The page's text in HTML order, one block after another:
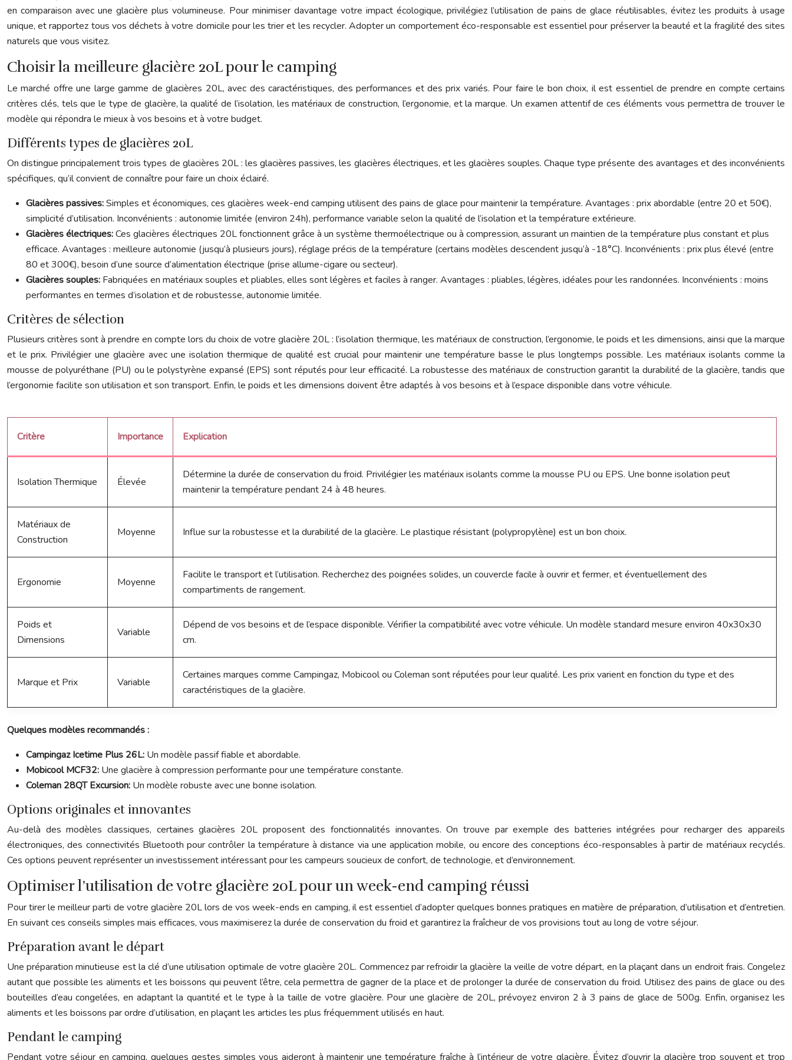
en comparaison avec une glacière plus volumineuse. Pour minimiser davantage votre impact écologique, privilégiez l’utilisation de pains de glace réutilisables, évitez les produits à usage
unique, et rapportez tous vos déchets à votre domicile pour les trier et les recycler. Adopter un comportement éco-responsable est essentiel pour préserver la beauté et la fragilité des sites
naturels que vous visitez.
Choisir la meilleure glacière 20L pour le camping
Le marché offre une large gamme de glacières 20L, avec des caractéristiques, des performances et des prix variés. Pour faire le bon choix, il est essentiel de prendre en compte certains
critères clés, tels que le type de glacière, la qualité de l’isolation, les matériaux de construction, l’ergonomie, et la marque. Un examen attentif de ces éléments vous permettra de trouver le
modèle qui répondra le mieux à vos besoins et à votre budget.
Différents types de glacières 20L
On distingue principalement trois types de glacières 20L : les glacières passives, les glacières électriques, et les glacières souples. Chaque type présente des avantages et des inconvénients
spécifiques, qu’il convient de connaître pour faire un choix éclairé.
Glacières passives:Simples et économiques, ces glacières week-end camping utilisent des pains de glace pour maintenir la température. Avantages : prix abordable (entre 20 et 50€),
simplicité d’utilisation. Inconvénients : autonomie limitée (environ 24h), performance variable selon la qualité de l’isolation et la température extérieure.
Glacières électriques:Ces glacières électriques 20L fonctionnent grâce à un système thermoélectrique ou à compression, assurant un maintien de la température plus constant et plus
efficace. Avantages : meilleure autonomie (jusqu’à plusieurs jours), réglage précis de la température (certains modèles descendent jusqu’à -18°C). Inconvénients : prix plus élevé (entre
80 et 300€), besoin d’une source d’alimentation électrique (prise allume-cigare ou secteur).
Glacières souples: Fabriquées en matériaux souples et pliables, elles sont légères et faciles à ranger. Avantages : pliables, légères, idéales pour les randonnées. Inconvénients : moins
performantes en termes d’isolation et de robustesse, autonomie limitée.
Critères de sélection
Plusieurs critères sont à prendre en compte lors du choix de votre glacière 20L : l’isolation thermique, les matériaux de construction, l’ergonomie, le poids et les dimensions, ainsi que la marque
et le prix. Privilégier une glacière avec une isolation thermique de qualité est crucial pour maintenir une température basse le plus longtemps possible. Les matériaux isolants comme la
mousse de polyuréthane (PU) ou le polystyrène expansé (EPS) sont réputés pour leur efficacité. La robustesse des matériaux de construction garantit la durabilité de la glacière, tandis que
l’ergonomie facilite son utilisation et son transport. Enfin, le poids et les dimensions doivent être adaptés à vos besoins et à l’espace disponible dans votre véhicule.
Critère Importance Explication
Isolation Thermique Élevée
Détermine la durée de conservation du froid. Privilégier les matériaux isolants comme la mousse PU ou EPS. Une bonne isolation peut
maintenir la température pendant 24 à 48 heures.
Matériaux de
Construction
Moyenne Influe sur la robustesse et la durabilité de la glacière. Le plastique résistant (polypropylène) est un bon choix.
Ergonomie Moyenne
Facilite le transport et l’utilisation. Recherchez des poignées solides, un couvercle facile à ouvrir et fermer, et éventuellement des
compartiments de rangement.
Poids et
Dimensions
Variable
Dépend de vos besoins et de l’espace disponible. Vérifier la compatibilité avec votre véhicule. Un modèle standard mesure environ 40x30x30
cm.
Marque et Prix Variable
Certaines marques comme Campingaz, Mobicool ou Coleman sont réputées pour leur qualité. Les prix varient en fonction du type et des
caractéristiques de la glacière.
Quelques modèles recommandés :
Campingaz Icetime Plus 26L: Un modèle passif fiable et abordable.
Mobicool MCF32: Une glacière à compression performante pour une température constante.
Coleman 28QT Excursion: Un modèle robuste avec une bonne isolation.
Options originales et innovantes
Au-delà des modèles classiques, certaines glacières 20L proposent des fonctionnalités innovantes. On trouve par exemple des batteries intégrées pour recharger des appareils
électroniques, des connectivités Bluetooth pour contrôler la température à distance via une application mobile, ou encore des conceptions éco-responsables à partir de matériaux recyclés.
Ces options peuvent représenter un investissement intéressant pour les campeurs soucieux de confort, de technologie, et d’environnement.
Optimiser l’utilisation de votre glacière 20L pour un week-end camping réussi
Pour tirer le meilleur parti de votre glacière 20L lors de vos week-ends en camping, il est essentiel d’adopter quelques bonnes pratiques en matière de préparation, d’utilisation et d’entretien.
En suivant ces conseils simples mais efficaces, vous maximiserez la durée de conservation du froid et garantirez la fraîcheur de vos provisions tout au long de votre séjour.
Préparation avant le départ
Une préparation minutieuse est la clé d’une utilisation optimale de votre glacière 20L. Commencez par refroidir la glacière la veille de votre départ, en la plaçant dans un endroit frais. Congelez
autant que possible les aliments et les boissons qui peuvent l’être, cela permettra de gagner de la place et de prolonger la durée de conservation du froid. Utilisez des pains de glace ou des
bouteilles d’eau congelées, en adaptant la quantité et le type à la taille de votre glacière. Pour une glacière de 20L, prévoyez environ 2 à 3 pains de glace de 500g. Enfin, organisez les
aliments et les boissons par ordre d’utilisation, en plaçant les articles les plus fréquemment utilisés en haut.
Pendant le camping
Pendant votre séjour en camping, quelques gestes simples vous aideront à maintenir une température fraîche à l’intérieur de votre glacière. Évitez d’ouvrir la glacière trop souvent et trop